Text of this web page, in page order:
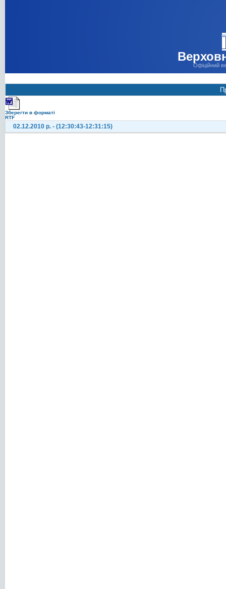
Офіційний
Зберегти в форматі
RTF
02.12.2010 р. - (12:30:43-12:31:15)